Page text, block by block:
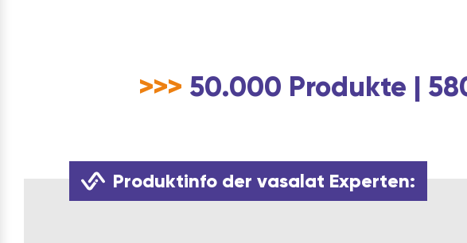
>>> 50.000 Produkte |
Produktinfo der vasalat Experten: